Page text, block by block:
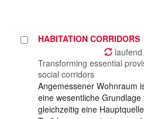
ProjektHABITATION CORRIDORS
laufend
Transforming essential
social corridors
Angemessener Wohnraum
eine wesentliche
gleichzeitig eine